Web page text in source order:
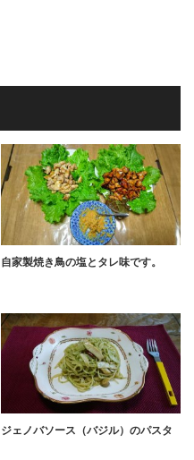
自家製焼き鳥の塩とタレ味です。
ジェノバソース（バジル）のパスタ